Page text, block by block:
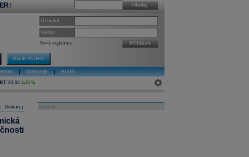
Hledej
|
Uživatel:
Heslo:
Nová registrace Přihlásit
MOJE PATRIA
DISKUSE BLOG
83,08 4,61%
Diskutuj Reklama